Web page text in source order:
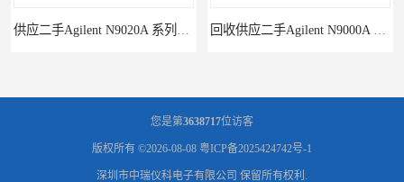
您是第3638717位访客
版权所有 ©2026-08-08 粤ICP备2025424742号-1
深圳市中瑞仪科电子有限公司 保留所有权利.